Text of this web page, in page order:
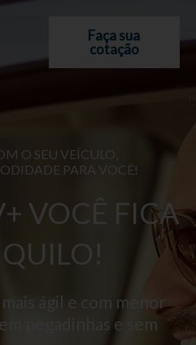
Faça sua
cotação
O SEU VEÍCULO,
PARA VOCÊ!
VOCÊ FICA
ágil e com menor
pegadinhas e sem